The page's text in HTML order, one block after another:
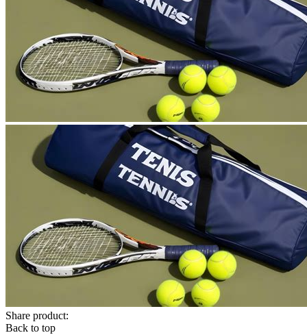
Share product:
Back to top